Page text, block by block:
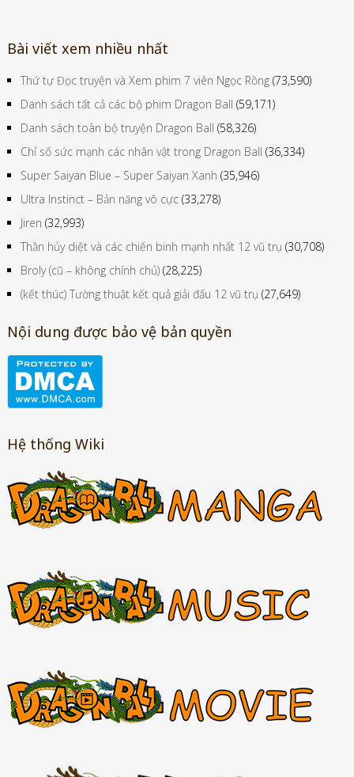
Bài viết xem nhiều nhất
Thứ tự Đọc truyện và Xem phim 7 viên Ngọc Rồng (73,590)
Danh sách tất cả các bộ phim Dragon Ball (59,171)
Danh sách toàn bộ truyện Dragon Ball (58,326)
Chỉ số sức mạnh các nhân vật trong Dragon Ball (36,334)
Super Saiyan Blue – Super Saiyan Xanh (35,946)
Ultra Instinct – Bản năng vô cực (33,278)
Jiren (32,993)
Thần hủy diệt và các chiến binh mạnh nhất 12 vũ trụ (30,708)
Broly (cũ – không chính chủ) (28,225)
(kết thúc) Tường thuật kết quả giải đấu 12 vũ trụ (27,649)
Nội dung được bảo vệ bản quyền
Hệ thống Wiki